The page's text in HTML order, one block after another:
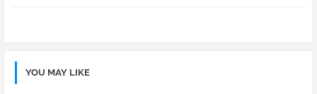
YOU MAY LIKE